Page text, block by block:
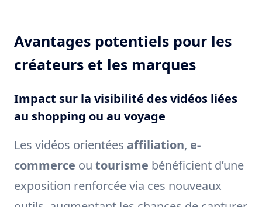
Avantages potentiels pour les
créateurs et les marques
Impact sur la visibilité des vidéos liées
au shopping ou au voyage
Les vidéos orientées affiliation, e-
commerce ou tourisme bénéficient d’une
exposition renforcée via ces nouveaux